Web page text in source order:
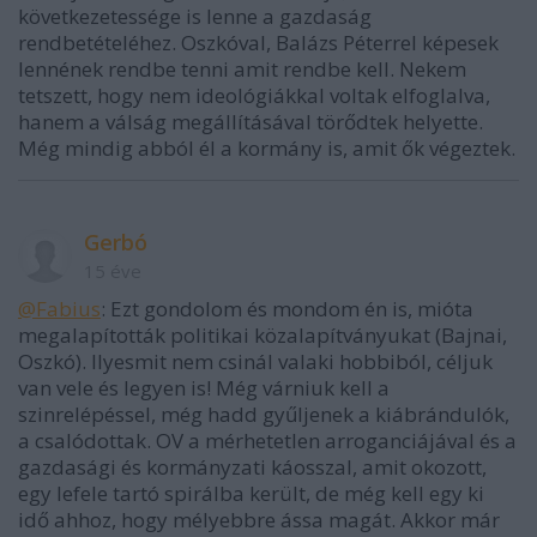
következetessége is lenne a gazdaság
rendbetételéhez. Oszkóval, Balázs Péterrel képesek
lennének rendbe tenni amit rendbe kell. Nekem
tetszett, hogy nem ideológiákkal voltak elfoglalva,
hanem a válság megállításával törődtek helyette.
Még mindig abból él a kormány is, amit ők végeztek.
Gerbó
@Fabius: Ezt gondolom és mondom én is, mióta
megalapították politikai közalapítványukat (Bajnai,
Oszkó). Ilyesmit nem csinál valaki hobbiból, céljuk
van vele és legyen is! Még várniuk kell a
szinrelépéssel, még hadd gyűljenek a kiábrándulók,
a csalódottak. OV a mérhetetlen arroganciájával és a
gazdasági és kormányzati káosszal, amit okozott,
egy lefele tartó spirálba került, de még kell egy ki
idő ahhoz, hogy mélyebbre ássa magát. Akkor már